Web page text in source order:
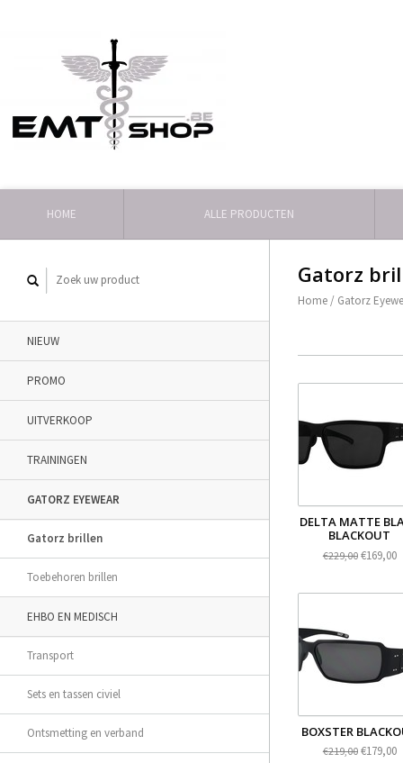
HOME ALLE PRODUCTEN
NIEUW
PROMO
UITVERKOOP
TRAININGEN
GATORZ EYEWEAR
Gatorz brillen
Toebehoren brillen
EHBO EN MEDISCH
Transport
Sets en tassen civiel
Ontsmetting en verband
Gatorz
Home / Gatorz
DELTA MATTE
BLACKOUT
€229,00€169,00
BOXSTER
€219,00€179,00